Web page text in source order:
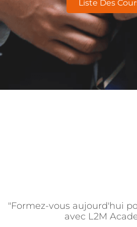
Liste Des
"Formez-vous aujourd'hui
avec L2M